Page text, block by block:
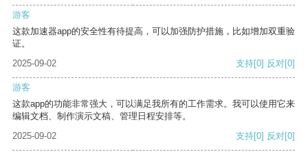
游客
这款加速器app的安全性有待提高，可以加强防护措施，比如增加双重验
证。
2025-09-02
支持[0] 反对[0]
游客
这款app的功能非常强大，可以满足我所有的工作需求。我可以使用它来
编辑文档、制作演示文稿、管理日程安排等。
2025-09-02
支持[0] 反对[0]